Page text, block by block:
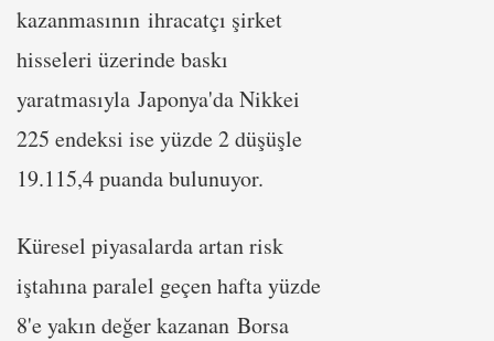
kazanmasının ihracatçı şirket
hisseleri üzerinde baskı
yaratmasıyla Japonya'da Nikkei
225 endeksi ise yüzde 2 düşüşle
19.115,4 puanda bulunuyor.
Küresel piyasalarda artan risk
iştahına paralel geçen hafta yüzde
8'e yakın değer kazanan Borsa